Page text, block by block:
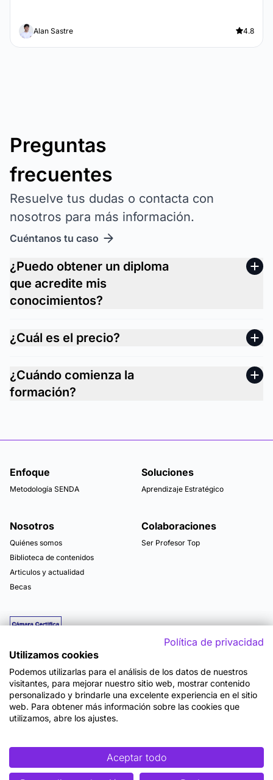
Alan Sastre 4.8
Preguntas
frecuentes
Resuelve tus dudas o contacta con
nosotros para más información.
Cuéntanos tu caso
¿Puedo obtener un diploma
que acredite mis
conocimientos?
¿Cuál es el precio?
¿Cuándo comienza la
formación?
Enfoque
Metodología SENDA
Soluciones
Aprendizaje Estratégico
Nosotros
Quiénes somos
Biblioteca de contenidos
Articulos y actualidad
Becas
Colaboraciones
Ser Profesor Top
Mapa del sitio
Términos y Condiciones de Uso
Accesibilidad
Cookies
Política de privacidad
Utilizamos cookies
Podemos utilizarlas para el análisis de los datos de nuestros
visitantes, para mejorar nuestro sitio web, mostrar contenido
personalizado y brindarle una excelente experiencia en el sitio
web. Para obtener más información sobre las cookies que
utilizamos, abre los ajustes.
Aceptar todo